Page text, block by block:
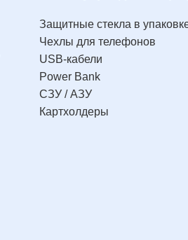
Защитные стекла в
Чехлы для телефонов
USB-кабели
Power Bank
СЗУ / АЗУ
Картхолдеры